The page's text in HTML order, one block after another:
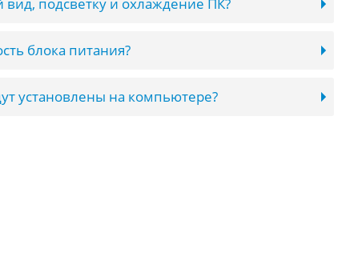
блока питания?
установлены на компьютере?